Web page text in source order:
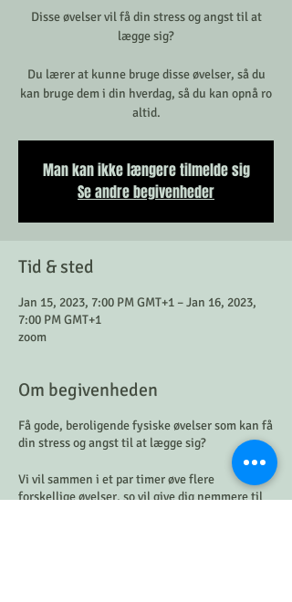
Disse øvelser vil få din stress og angst til at
lægge sig?
Du lærer at kunne bruge disse øvelser, så du
kan bruge dem i din hverdag, så du kan opnå ro
altid.
Man kan ikke længere tilmelde sig
Se andre begivenheder
Tid & sted
Jan 15, 2023, 7:00 PM GMT+1 – Jan 16, 2023,
7:00 PM GMT+1
zoom
Om begivenheden
Få gode, beroligende fysiske øvelser som kan få
din stress og angst til at lægge sig?
Vi vil sammen i et par timer øve flere
forskellige øvelser, so vil give dig nemmere til